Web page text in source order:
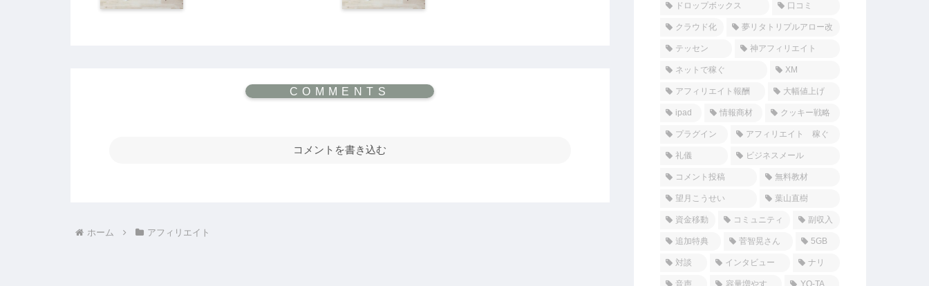
コメントを書き込む
ホーム アフィリエイト
ドロップボックス 口コミ
クラウド化 夢リタトリプルアロー改
テッセン 神アフィリエイト
ネットで稼ぐ XM
アフィリエイト報酬 大幅値上げ
ipad 情報商材 クッキー戦略
プラグイン アフィリエイト 稼ぐ
礼儀 ビジネスメール
コメント投稿 無料教材
望月こうせい 葉山直樹
資金移動 コミュニティ 副収入
追加特典 菅智晃さん 5GB
対談 インタビュー ナリ